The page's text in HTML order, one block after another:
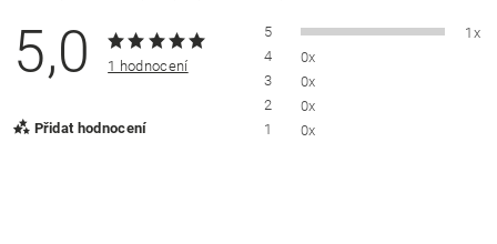
5,0 1 hodnocení
Přidat hodnocení
5
1x
4
0x
3
0x
2
0x
1
0x